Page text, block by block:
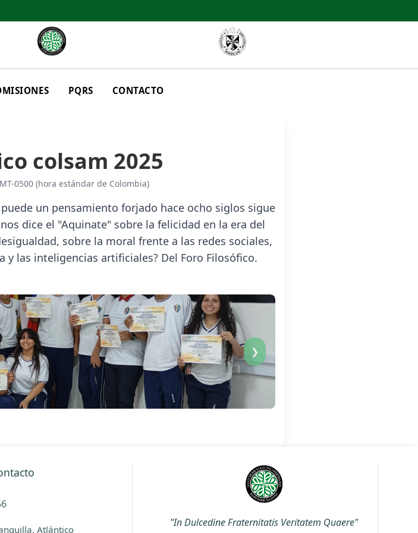
PQRS CONTACTO
colsam 2025
0500 (hora estándar de Colombia)
un pensamiento forjado hace ocho siglos sigue
dice el "Aquinate" sobre la felicidad en la era del
sobre la moral frente a las redes sociales,
y las inteligencias artificiales? Del Foro Filosófico.
❯
Atlántico
"In Dulcedine Fraternitatis Veritatem Quaere"